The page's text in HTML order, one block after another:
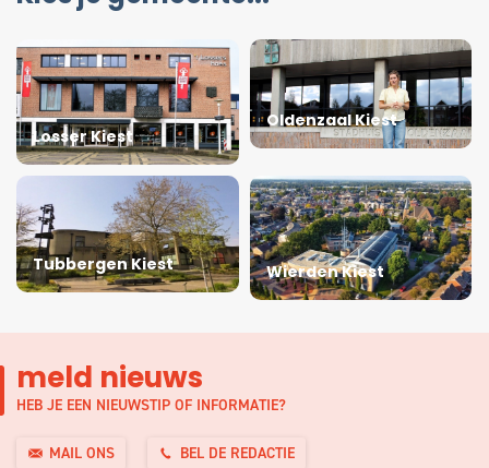
Losser Kiest
Oldenzaal Kiest
Tubbergen Kiest
Wierden Kiest
meld nieuws
HEB JE EEN NIEUWSTIP OF INFORMATIE?
MAIL ONS BEL DE REDACTIE